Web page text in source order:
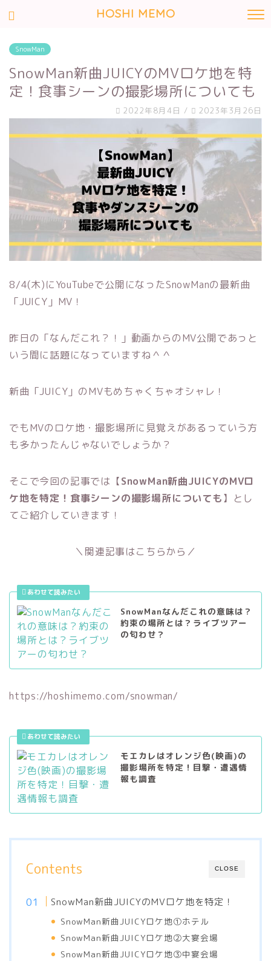
HOSHI MEMO
SnowMan
SnowMan新曲JUICYのMVロケ地を特
定！食事シーンの撮影場所についても
2022年8月4日 / 2023年3月26日
8/4(木)にYouTubeで公開になったSnowManの最新曲
「JUICY」MV！
昨日の「なんだこれ？！」動画からのMV公開であっと
いう間に話題になっていますね＾＾
新曲「JUICY」のMVもめちゃくちゃオシャレ！
でもMVのロケ地・撮影場所に見覚えがあるっていう方
も多かったんじゃないでしょうか？
そこで今回の記事では【SnowMan新曲JUICYのMVロ
ケ地を特定！食事シーンの撮影場所についても】とし
てご紹介していきます！
＼関連記事はこちらから／
SnowManなんだこれの意味は？
約束の場所とは？ライブツアー
の匂わせ？
https://hoshimemo.com/snowman/
モエカレはオレンジ色(映画)の
撮影場所を特定！目撃・遭遇情
報も調査
CLOSE
Contents
SnowMan新曲JUICYのMVロケ地を特定！
SnowMan新曲JUICYロケ地①ホテル
SnowMan新曲JUICYロケ地②大宴会場
SnowMan新曲JUICYロケ地③中宴会場